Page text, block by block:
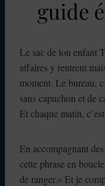
guide
Le sac de ton enfant
affaires y rentrent
moment. Le bureau,
sans capuchon et de
Et chaque matin,
En accompagnant
cette phrase en
de ranger.» Et je